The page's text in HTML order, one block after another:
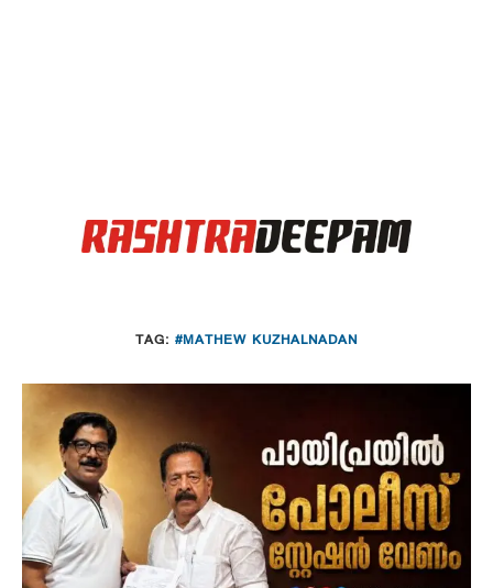
TAG: #MATHEW KUZHALNADAN